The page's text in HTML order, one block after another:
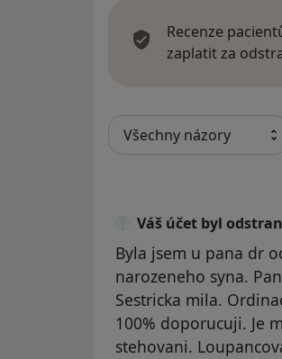
Recenze
zaplatit za
Váš účet byl
Byla jsem u pana dr
narozeneho syna.
Sestricka mila.
100% doporucuji. Je
stehovani.